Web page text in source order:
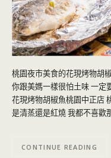
桃園夜市美食的花現烤物胡
你跟美媽一樣很怕土味 一定
花現烤物胡椒魚桃園中正店
是清蒸還是紅燒 我都不喜歡
CONTINUE READING